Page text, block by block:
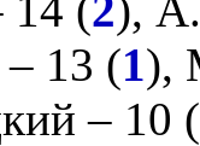
– 13 (1),
– 10 (